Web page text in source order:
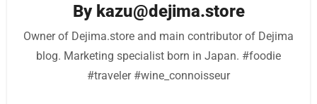
By kazu@dejima.store
Owner of Dejima.store and main contributor of Dejima
blog. Marketing specialist born in Japan. #foodie
#traveler #wine_connoisseur